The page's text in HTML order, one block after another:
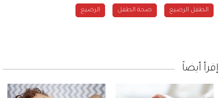
الطفل الرضيع صحة الطفل الرضيع
إقرأ أيضاً